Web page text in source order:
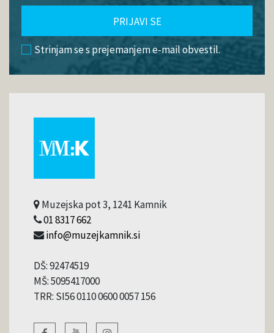
PRIJAVI SE
Strinjam se s prejemanjem e-mail obvestil.
Muzejska pot 3, 1241 Kamnik
01 8317 662
info@muzejkamnik.si
DŠ: 92474519
MŠ: 5095417000
TRR: SI56 0110 0600 0057 156